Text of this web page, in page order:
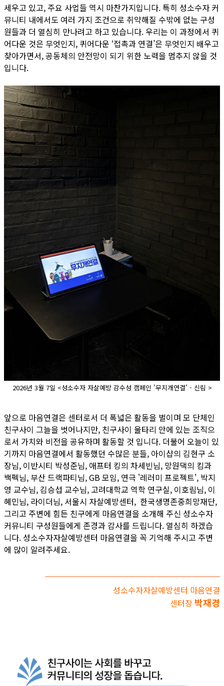
세우고 있고, 주요 사업들 역시 마찬가지입니다. 특히 성소수자 커
뮤니티 내에서도 여러 가지 조건으로 취약해질 수밖에 없는 구성
원들과 더 열심히 만나려고 하고 있습니다. 우리는 이 과정에서 퀴
어다운 것은 무엇인지, 퀴어다운 ‘접촉과 연결’은 무엇인지 배우고
찾아가면서, 공동체의 안전망이 되기 위한 노력을 멈추지 않을 것
입니다.
2026년 3월 7일 <성소수자 자살예방 감수성 캠페인 '무지개연결' - 신림 >
앞으로 마음연결은 센터로서 더 폭넓은 활동을 벌이며 모 단체인
친구사이 그늘을 벗어나지만, 친구사이 울타리 안에 있는 조직으
로서 가치와 비전을 공유하며 활동할 것 입니다. 더불어 오늘이 있
기까지 마음연결에서 활동했던 수많은 분들, 아이샵의 김현구 소
장님, 이반시티 박성준님, 애프터 킹의 차세빈님, 망원댁의 킴과
백펙님, 부산 드랙파티님, GB 모임, 연극 '레러미 프로젝트', 박지
영 교수님, 김승섭 교수님, 고려대학교 역학 연구실, 이호림님, 이
혜민님, 라이더님, 서울시 자살예방센터, 한국생명존중희망재단,
그리고 주변에 힘든 친구에게 마음연결을 소개해 주신 성소수자
커뮤니티 구성원들에게 존경과 감사를 드립니다. 열심히 하겠습
니다. 성소수자자살예방센터 마음연결을 꼭 기억해 주시고 주변
에 많이 알려주세요.
성소수자자살예방센터 마음연결
센터장 박재경